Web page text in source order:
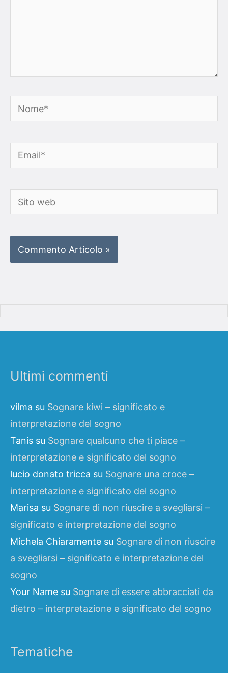
Nome*
Email*
Sito
web
Ultimi commenti
vilma su Sognare kiwi – significato e
interpretazione del sogno
Tanis su Sognare qualcuno che ti piace –
interpretazione e significato del sogno
lucio donato tricca su Sognare una croce –
interpretazione e significato del sogno
Marisa su Sognare di non riuscire a svegliarsi –
significato e interpretazione del sogno
Michela Chiaramente su Sognare di non riuscire
a svegliarsi – significato e interpretazione del
sogno
Your Name su Sognare di essere abbracciati da
dietro – interpretazione e significato del sogno
Tematiche